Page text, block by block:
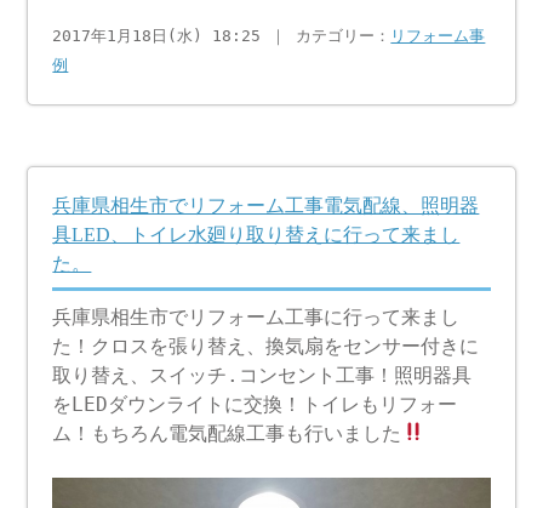
2017年1月18日(水) 18:25 ｜ カテゴリー： リフォーム事
例
兵庫県相生市でリフォーム工事電気配線、照明器
具LED、トイレ水廻り取り替えに行って来まし
た。
兵庫県相生市でリフォーム工事に行って来まし
た！クロスを張り替え、換気扇をセンサー付きに
取り替え、スイッチ.コンセント工事！照明器具
をLEDダウンライトに交換！トイレもリフォー
ム！もちろん電気配線工事も行いました